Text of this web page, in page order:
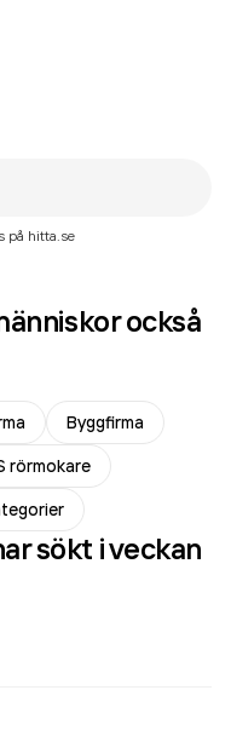
på hitta.se
också
Byggfirma
rörmokare
sökt i veckan